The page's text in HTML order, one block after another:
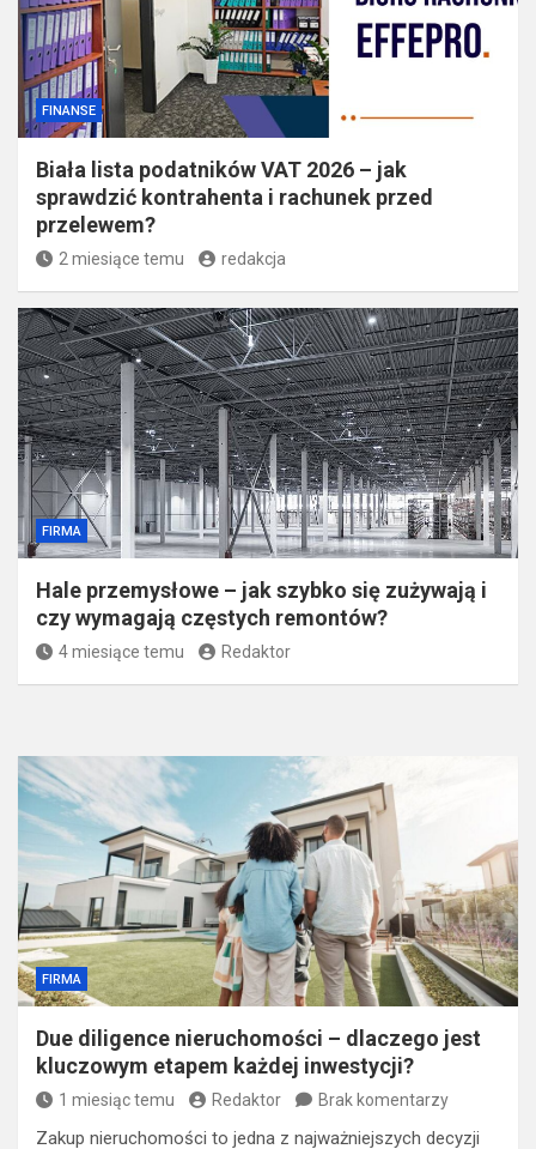
FINANSE
Biała lista podatników VAT 2026 – jak
sprawdzić kontrahenta i rachunek przed
przelewem?
2 miesiące temu redakcja
FIRMA
Hale przemysłowe – jak szybko się zużywają i
czy wymagają częstych remontów?
4 miesiące temu Redaktor
FIRMA
Due diligence nieruchomości – dlaczego jest
kluczowym etapem każdej inwestycji?
1 miesiąc temu Redaktor Brak komentarzy
Zakup nieruchomości to jedna z najważniejszych decyzji